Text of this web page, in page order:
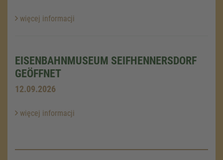
więcej informacji
EISENBAHNMUSEUM SEIFHENNERSDORF
GEÖFFNET
12.09.2026
więcej informacji